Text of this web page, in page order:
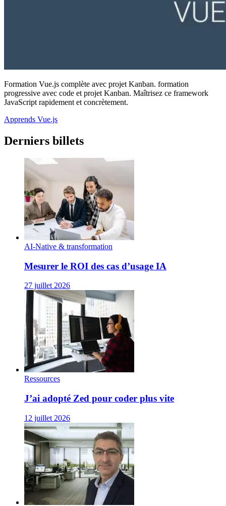
Formation Vue.js complète avec projet Kanban. formation
progressive avec code et projet Kanban. Maîtrisez ce framework
JavaScript rapidement et concrètement.
Apprends Vue.js
Derniers billets
AI-Native & transformation
Mesurer le ROI des cas d’usage IA
27 juillet 2026
Ressources
J’ai adopté Zed pour coder plus vite
12 juillet 2026